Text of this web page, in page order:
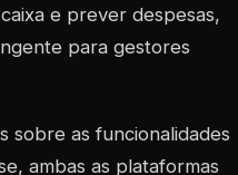
e prever despesas,
para gestores
sobre as funcionalidades
ambas as plataformas